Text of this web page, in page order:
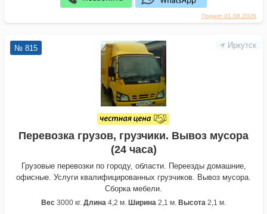
Поднят 01.08.2026
Иркутск
№ 815
Перевозка грузов, грузчики. Вывоз мусора
(24 часа)
Грузовые перевозки по городу, области. Переезды домашние,
офисные. Услуги квалифицированных грузчиков. Вывоз мусора.
Сборка мебели.
Вес 3000 кг. Длина 4,2 м. Ширина 2,1 м. Высота 2,1 м.